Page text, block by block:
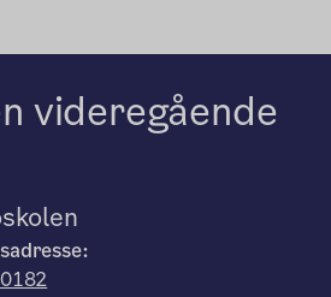
videregående